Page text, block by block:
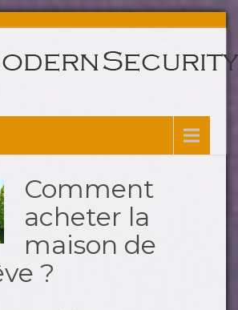
Comment
acheter la
maison de
?